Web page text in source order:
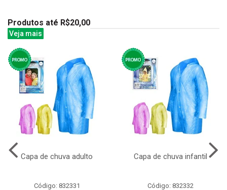
Produtos até R$20,00
Veja mais
Capa de chuva adulto
Código: 832331
Capa de chuva infantil
Código: 832332